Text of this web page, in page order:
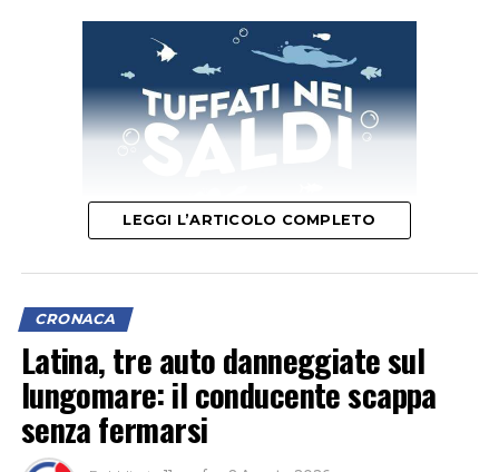
LEGGI L’ARTICOLO COMPLETO
CRONACA
Latina, tre auto danneggiate sul
lungomare: il conducente scappa
senza fermarsi